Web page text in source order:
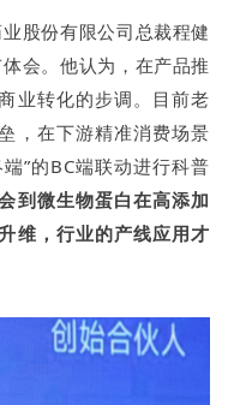
股份有限公司总裁程健
会。他认为，在产品推
业转化的步调。目前老
，在下游精准消费场景
”的BC端联动进行科普
到微生物蛋白在高添加
维，行业的产线应用才